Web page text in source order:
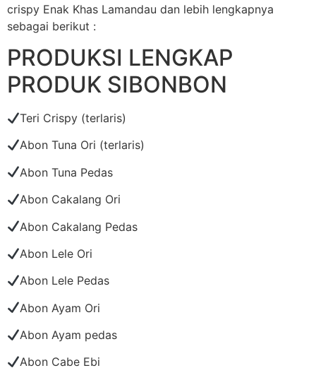
crispy Enak Khas Lamandau dan lebih lengkapnya
sebagai berikut :
PRODUKSI LENGKAP
PRODUK SIBONBON
Teri Crispy (terlaris)
Abon Tuna Ori (terlaris)
Abon Tuna Pedas
Abon Cakalang Ori
Abon Cakalang Pedas
Abon Lele Ori
Abon Lele Pedas
Abon Ayam Ori
Abon Ayam pedas
Abon Cabe Ebi